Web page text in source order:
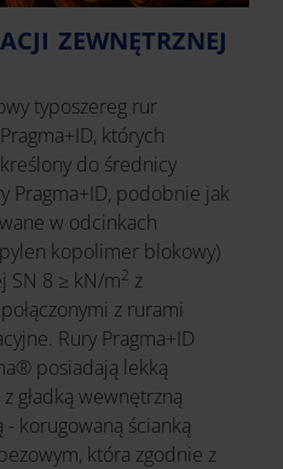
ZEWNĘTRZNEJ
typoszereg rur
których
do średnicy
Pragma+ID, podobnie jak
w odcinkach
kopolimer blokowy)
SN 8 ≥ kN/m2 z
z rurami
Rury Pragma+ID
posiadają lekką
gładką wewnętrzną
korugowaną ścianką
która zgodnie z